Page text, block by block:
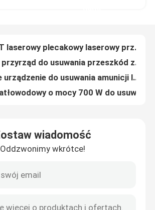
fabryce
z nami
włóknem
Ręczny system spawania laserowego lightweld 1500 o mocy 1500 W
wiadomość
Oddzwonimy wkrótce!